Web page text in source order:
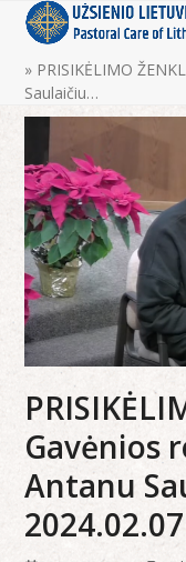
Skip
content
Open
mobile
menu
Close
mobile
menu
» PRISIKĖLIMO
Saulaičiu…
Gavėnios
Antanu
2024.02.07